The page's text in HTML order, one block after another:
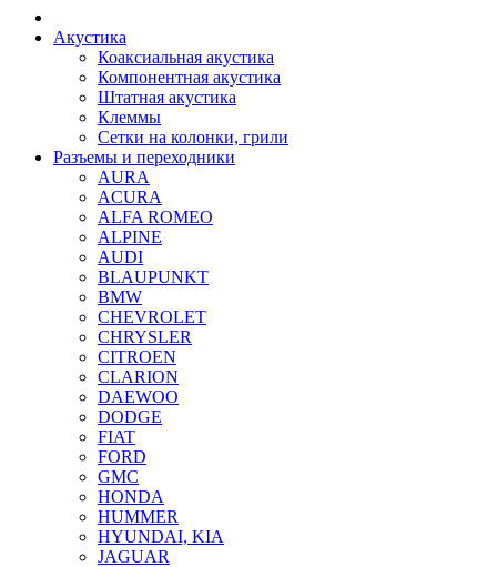
Акустика
Коаксиальная акустика
Компонентная акустика
Штатная акустика
Клеммы
Сетки на колонки, грили
Разъемы и переходники
AURA
ACURA
ALFA ROMEO
ALPINE
AUDI
BLAUPUNKT
BMW
CHEVROLET
CHRYSLER
CITROEN
CLARION
DAEWOO
DODGE
FIAT
FORD
GMC
HONDA
HUMMER
HYUNDAI, KIA
JAGUAR